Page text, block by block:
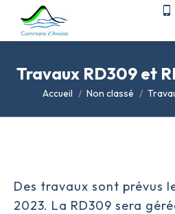
Travaux RD309 et
Vous êtes ici :
Accueil Non classé
Des travaux sont prévus
2023. La RD309 sera